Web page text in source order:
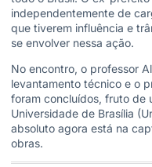
independentemente de
que tiverem influência e
se envolver nessa ação.
No encontro, o professor
levantamento técnico e o
foram concluídos, fruto de
Universidade de Brasília
absoluto agora está na
obras.